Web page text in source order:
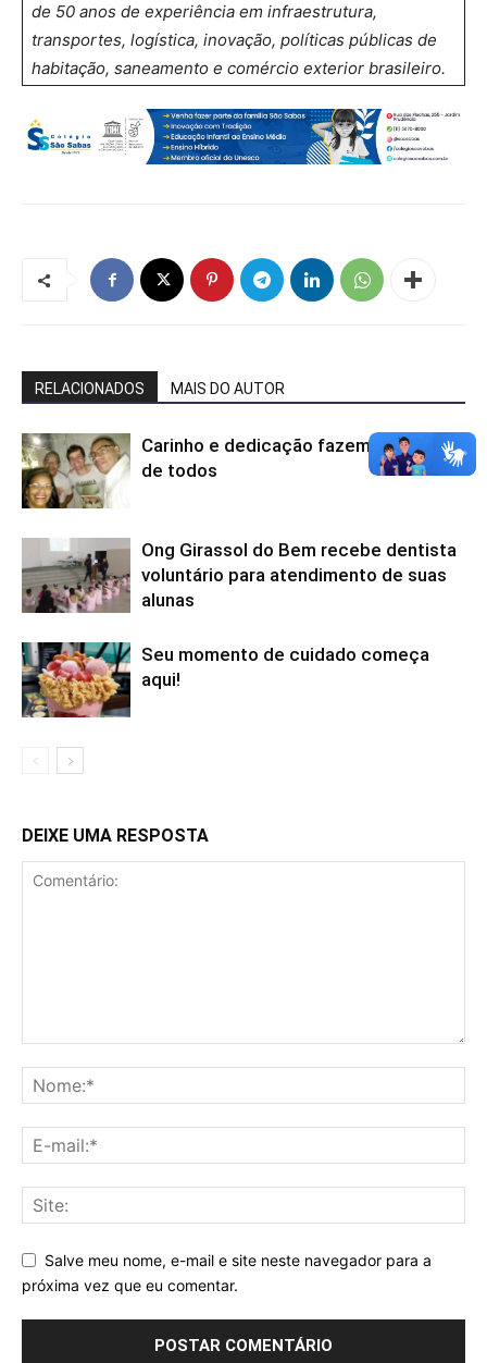
de 50 anos de experiência em infraestrutura,
transportes, logística, inovação, políticas públicas de
habitação, saneamento e comércio exterior brasileiro.
RELACIONADOS MAIS DO AUTOR
Carinho e dedicação fazem dele o Pai
de todos
Ong Girassol do Bem recebe dentista
voluntário para atendimento de suas
alunas
Seu momento de cuidado começa
aqui!
DEIXE UMA RESPOSTA
Salve meu nome, e-mail e site neste navegador para a
próxima vez que eu comentar.